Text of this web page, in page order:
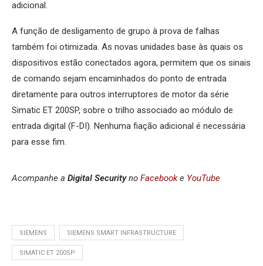
adicional.
A função de desligamento de grupo à prova de falhas
também foi otimizada. As novas unidades base às quais os
dispositivos estão conectados agora, permitem que os sinais
de comando sejam encaminhados do ponto de entrada
diretamente para outros interruptores de motor da série
Simatic ET 200SP, sobre o trilho associado ao módulo de
entrada digital (F-DI). Nenhuma fiação adicional é necessária
para esse fim.
Acompanhe a Digital Securityno Facebooke YouTube
SIEMENS SIEMENS SMART INFRASTRUCTURE
SIMATIC ET 200SP